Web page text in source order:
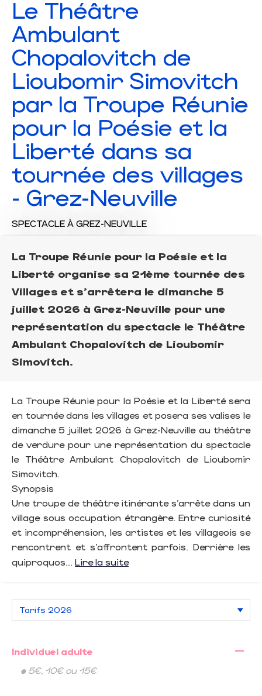
Le Théâtre
Ambulant
Chopalovitch de
Lioubomir Simovitch
par la Troupe Réunie
pour la Poésie et la
Liberté dans sa
tournée des villages
- Grez-Neuville
SPECTACLE À GREZ-NEUVILLE
La Troupe Réunie pour la Poésie et la
Liberté organise sa 21ème tournée des
Villages et s'arrêtera le dimanche 5
juillet 2026 à Grez-Neuville pour une
représentation du spectacle le Théâtre
Ambulant Chopalovitch de Lioubomir
Simovitch.
La Troupe Réunie pour la Poésie et la Liberté sera
en tournée dans les villages et posera ses valises le
dimanche 5 juillet 2026 à Grez-Neuville au théâtre
de verdure pour une représentation du spectacle
le Théâtre Ambulant Chopalovitch de Lioubomir
Simovitch.
Synopsis
Une troupe de théâtre itinérante s’arrête dans un
village sous occupation étrangère. Entre curiosité
et incompréhension, les artistes et les villageois se
rencontrent et s’affrontent parfois. Derrière les
quiproquos... Lire la suite
Individuel adulte
—
• 5€, 10€ ou 15€